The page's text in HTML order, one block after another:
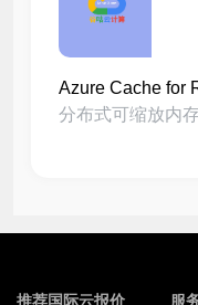
Azure Cache for
分布式可缩放内
推荐国际云报价 服